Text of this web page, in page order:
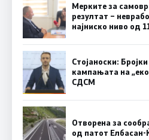
Мерките за
резултат –
најниско ниво од
Стојаноски:
кампањата на
СДСM
Отворена за
од патот